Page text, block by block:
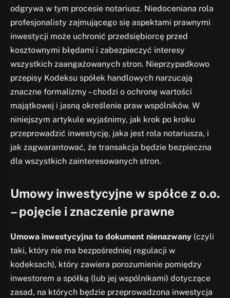
odgrywa w tym procesie notariusz. Niedoceniana rola
profesjonalisty zajmującego się aspektami prawnymi
inwestycji może uchronić przedsiębiorcę przed
kosztownymi błędami i zabezpieczyć interesy
wszystkich zaangażowanych stron. Nieprzypadkowo
przepisy Kodeksu spółek handlowych narzucają
znaczne formalizmy – chodzi o ochronę wartości
majątkowej i jasną określenie praw wspólników. W
niniejszym artykule wyjaśnimy, jak krok po kroku
przeprowadzić inwestycję, jaka jest rola notariusza, i
jak zagwarantować, że transakcja będzie bezpieczna
dla wszystkich zainteresowanych stron.
Umowy inwestycyjne w spółce z o.o.
– pojęcie i znaczenie prawne
Umowa inwestycyjna to dokument nienazwany (czyli
taki, który nie ma bezpośredniej regulacji w
kodeksach), który zawiera porozumienie pomiędzy
inwestorem a spółką (lub jej wspólnikami) dotyczące
zasad, na których będzie przeprowadzona inwestycja